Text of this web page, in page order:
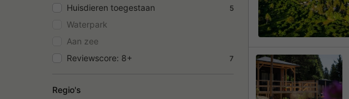
Huisdieren toegestaan 5
Waterpark
Aan zee
Reviewscore: 8+
7
Regio's